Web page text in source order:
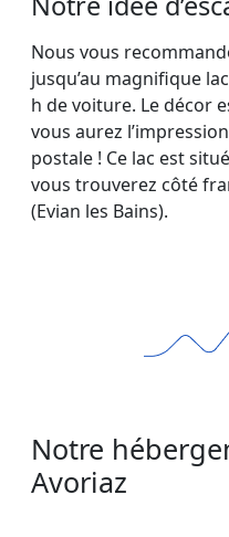
Nous vous
jusqu’au magnifique
h de voiture. Le décor
vous aurez
postale ! Ce lac est
vous trouverez côté
(Evian les Bains).
Notre
Avoriaz